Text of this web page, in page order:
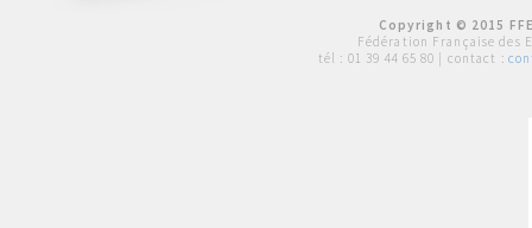
Copyright © 2015
Fédération Française des
tél : 01 39 44 65 80 | contact :